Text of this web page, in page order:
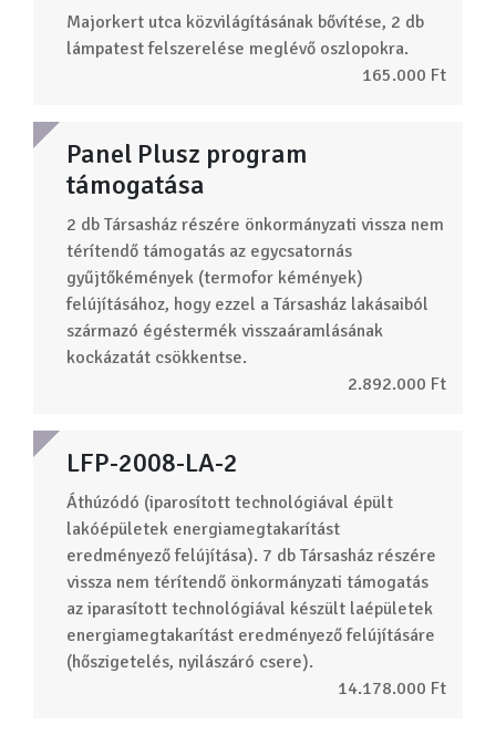
Majorkert utca közvilágításának bővítése, 2 db
lámpatest felszerelése meglévő oszlopokra.
165.000 Ft
Panel Plusz program
támogatása
2 db Társasház részére önkormányzati vissza nem
térítendő támogatás az egycsatornás
gyűjtőkémények (termofor kémények)
felújításához, hogy ezzel a Társasház lakásaiból
származó égéstermék visszaáramlásának
kockázatát csökkentse.
2.892.000 Ft
LFP-2008-LA-2
Áthúzódó (iparosított technológiával épült
lakóépületek energiamegtakarítást
eredményező felújítása). 7 db Társasház részére
vissza nem térítendő önkormányzati támogatás
az iparasított technológiával készült laépületek
energiamegtakarítást eredményező felújításáre
(hőszigetelés, nyilászáró csere).
14.178.000 Ft